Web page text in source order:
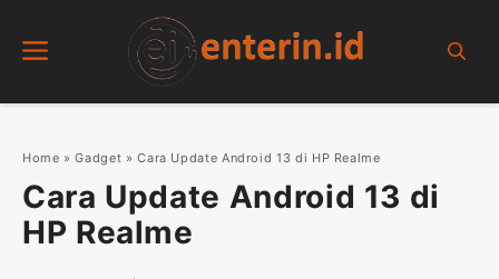
Menu
Home »Gadget »Cara Update Android 13 di HP Realme
Cara Update Android 13 di
HP Realme